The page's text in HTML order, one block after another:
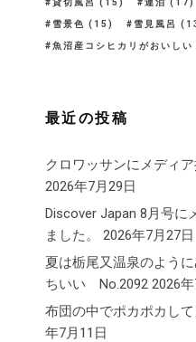
貸切風呂 (15) 連泊 (17)
雪景色 (15) 雪見風呂
魚沼産コシヒカリがおいしい
最近の投稿
クロワッサンにメディ
2026年7月29日
Discover Japan 8月号に
ました。
2026年7月27日
夏は栃尾又温泉のよう
ちいい No.2092 2026
布団の中でポカポカし
年7月11日